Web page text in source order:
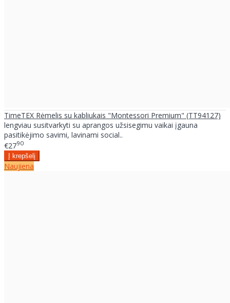
TimeTEX Rėmelis su kabliukais "Montessori Premium" (TT94127)
lengviau susitvarkyti su aprangos užsisegimu vaikai įgauna
pasitikėjimo savimi, lavinami social..
€2790
Naujiena